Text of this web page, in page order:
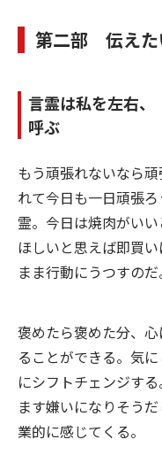
第二部 伝えた
言霊は私を左右、
呼ぶ
もう頑張れないなら
れて今日も一日頑張
霊。今日は焼肉がい
ほしいと思えば即買
まま行動にうつすのだ
褒めたら褒めた分、
ることができる。気
にシフトチェンジす
ます嫌いになりそう
業的に感じてくる。